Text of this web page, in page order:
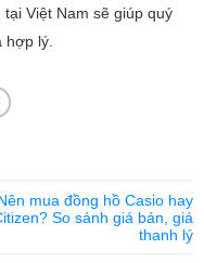
Việt Nam sẽ giúp quý
hợp lý.
mua đồng hồ Casio hay
So sánh giá bán, giá
thanh lý